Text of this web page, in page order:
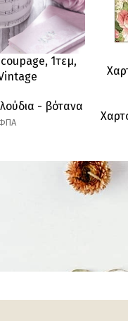
1τεμ,
- βότανα